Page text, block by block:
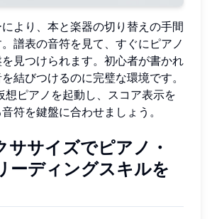
より、本と楽器の切り替えの手間
譜表の音符を見て、すぐにピアノ
見つけられます。初心者が書かれ
結びつけるのに完璧な環境です。
想ピアノを起動し、スコア表示を
符を鍵盤に合わせましょう。
ササイズでピアノ・
ーディングスキルを